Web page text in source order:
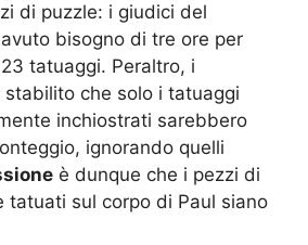
di puzzle: i giudici del
bisogno di tre ore per
tatuaggi. Peraltro, i
che solo i tatuaggi
inchiostrati sarebbero
ignorando quelli
è dunque che i pezzi di
tatuati sul corpo di Paul siano